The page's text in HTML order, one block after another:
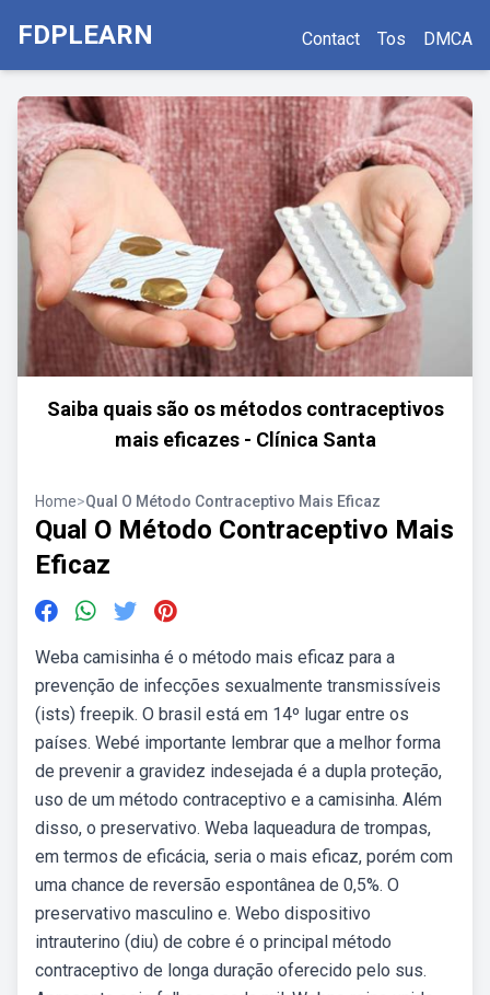
FDPLEARN Contact Tos DMCA
Saiba quais são os métodos contraceptivos
mais eficazes - Clínica Santa
Home>Qual O Método Contraceptivo Mais Eficaz
Qual O Método Contraceptivo Mais
Eficaz
Weba camisinha é o método mais eficaz para a
prevenção de infecções sexualmente transmissíveis
(ists) freepik. O brasil está em 14º lugar entre os
países. Webé importante lembrar que a melhor forma
de prevenir a gravidez indesejada é a dupla proteção,
uso de um método contraceptivo e a camisinha. Além
disso, o preservativo. Weba laqueadura de trompas,
em termos de eficácia, seria o mais eficaz, porém com
uma chance de reversão espontânea de 0,5%. O
preservativo masculino e. Webo dispositivo
intrauterino (diu) de cobre é o principal método
contraceptivo de longa duração oferecido pelo sus.